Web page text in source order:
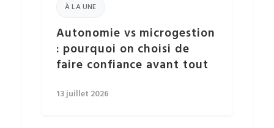
À LA UNE
Autonomie vs microgestion
: pourquoi on choisi de
faire confiance avant tout
13 juillet 2026